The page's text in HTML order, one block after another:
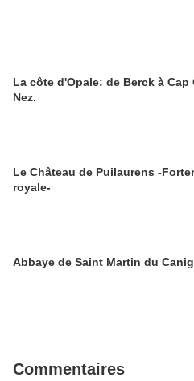
La côte d'Opale: de Berck à Cap
Nez.
Le Château de Puilaurens -
royale-
Abbaye de Saint Martin du
Commentaires